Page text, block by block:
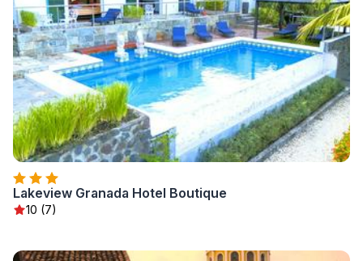
Lakeview Granada Hotel Boutique
10 (7)